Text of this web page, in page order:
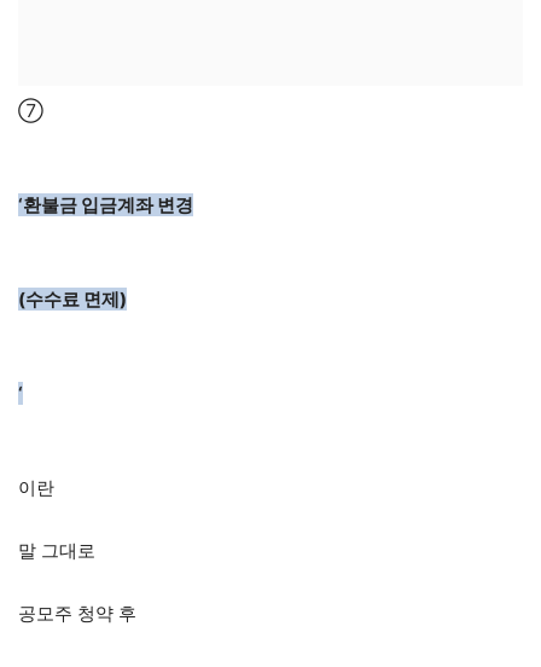
⑦
‘환불금 입금계좌 변경
(수수료 면제)
‘
이란
말 그대로
공모주 청약 후